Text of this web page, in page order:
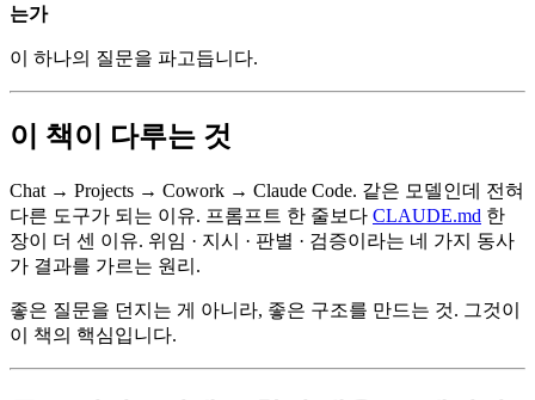
는가
이 하나의 질문을 파고듭니다.
이 책이 다루는 것
Chat → Projects → Cowork → Claude Code. 같은 모델인데 전혀
다른 도구가 되는 이유. 프롬프트 한 줄보다 CLAUDE.md 한
장이 더 센 이유. 위임 · 지시 · 판별 · 검증이라는 네 가지 동사
가 결과를 가르는 원리.
좋은 질문을 던지는 게 아니라, 좋은 구조를 만드는 것. 그것이
이 책의 핵심입니다.